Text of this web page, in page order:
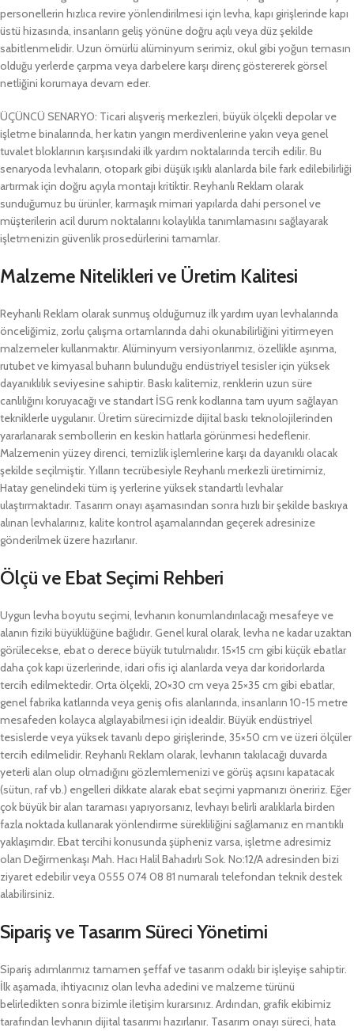
personellerin hızlıca revire yönlendirilmesi için levha, kapı girişlerinde kapı
üstü hizasında, insanların geliş yönüne doğru açılı veya düz şekilde
sabitlenmelidir. Uzun ömürlü alüminyum serimiz, okul gibi yoğun temasın
olduğu yerlerde çarpma veya darbelere karşı direnç göstererek görsel
netliğini korumaya devam eder.
ÜÇÜNCÜ SENARYO: Ticari alışveriş merkezleri, büyük ölçekli depolar ve
işletme binalarında, her katın yangın merdivenlerine yakın veya genel
tuvalet bloklarının karşısındaki ilk yardım noktalarında tercih edilir. Bu
senaryoda levhaların, otopark gibi düşük ışıklı alanlarda bile fark edilebilirliği
artırmak için doğru açıyla montajı kritiktir. Reyhanlı Reklam olarak
sunduğumuz bu ürünler, karmaşık mimari yapılarda dahi personel ve
müşterilerin acil durum noktalarını kolaylıkla tanımlamasını sağlayarak
işletmenizin güvenlik prosedürlerini tamamlar.
Malzeme Nitelikleri ve Üretim Kalitesi
Reyhanlı Reklam olarak sunmuş olduğumuz ilk yardım uyarı levhalarında
önceliğimiz, zorlu çalışma ortamlarında dahi okunabilirliğini yitirmeyen
malzemeler kullanmaktır. Alüminyum versiyonlarımız, özellikle aşınma,
rutubet ve kimyasal buharın bulunduğu endüstriyel tesisler için yüksek
dayanıklılık seviyesine sahiptir. Baskı kalitemiz, renklerin uzun süre
canlılığını koruyacağı ve standart İSG renk kodlarına tam uyum sağlayan
tekniklerle uygulanır. Üretim sürecimizde dijital baskı teknolojilerinden
yararlanarak sembollerin en keskin hatlarla görünmesi hedeflenir.
Malzemenin yüzey direnci, temizlik işlemlerine karşı da dayanıklı olacak
şekilde seçilmiştir. Yılların tecrübesiyle Reyhanlı merkezli üretimimiz,
Hatay genelindeki tüm iş yerlerine yüksek standartlı levhalar
ulaştırmaktadır. Tasarım onayı aşamasından sonra hızlı bir şekilde baskıya
alınan levhalarınız, kalite kontrol aşamalarından geçerek adresinize
gönderilmek üzere hazırlanır.
Ölçü ve Ebat Seçimi Rehberi
Uygun levha boyutu seçimi, levhanın konumlandırılacağı mesafeye ve
alanın fiziki büyüklüğüne bağlıdır. Genel kural olarak, levha ne kadar uzaktan
görülecekse, ebat o derece büyük tutulmalıdır. 15×15 cm gibi küçük ebatlar
daha çok kapı üzerlerinde, idari ofis içi alanlarda veya dar koridorlarda
tercih edilmektedir. Orta ölçekli, 20×30 cm veya 25×35 cm gibi ebatlar,
genel fabrika katlarında veya geniş ofis alanlarında, insanların 10-15 metre
mesafeden kolayca algılayabilmesi için idealdir. Büyük endüstriyel
tesislerde veya yüksek tavanlı depo girişlerinde, 35×50 cm ve üzeri ölçüler
tercih edilmelidir. Reyhanlı Reklam olarak, levhanın takılacağı duvarda
yeterli alan olup olmadığını gözlemlemenizi ve görüş açısını kapatacak
(sütun, raf vb.) engelleri dikkate alarak ebat seçimi yapmanızı öneririz. Eğer
çok büyük bir alan taraması yapıyorsanız, levhayı belirli aralıklarla birden
fazla noktada kullanarak yönlendirme sürekliliğini sağlamanız en mantıklı
yaklaşımdır. Ebat tercihi konusunda şüpheniz varsa, işletme adresimiz
olan Değirmenkaşı Mah. Hacı Halil Bahadırlı Sok. No:12/A adresinden bizi
ziyaret edebilir veya 0555 074 08 81 numaralı telefondan teknik destek
alabilirsiniz.
Sipariş ve Tasarım Süreci Yönetimi
Sipariş adımlarımız tamamen şeffaf ve tasarım odaklı bir işleyişe sahiptir.
İlk aşamada, ihtiyacınız olan levha adedini ve malzeme türünü
belirledikten sonra bizimle iletişim kurarsınız. Ardından, grafik ekibimiz
tarafından levhanın dijital tasarımı hazırlanır. Tasarım onayı süreci, hata